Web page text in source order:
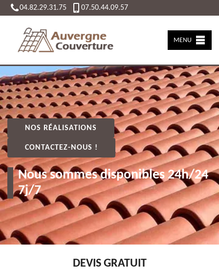
04.82.29.31.75 07.50.44.09.57
MENU
NOS RÉALISATIONS
CONTACTEZ-NOUS !
Nous sommes disponibles 24h/24
7j/7
DEVIS GRATUIT